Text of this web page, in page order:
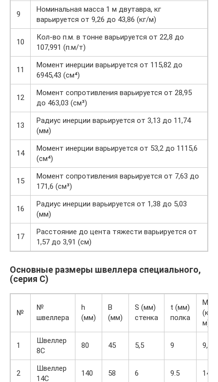
9
Номинальная масса 1 м двутавра, кг
варьируется от 9,26 до 43,86 (кг/м)
10
Кол-во п.м. в тонне варьируется от 22,8 до
107,991 (п.м/т)
11
Момент инерции варьируется от 115,82 до
6945,43 (см⁴)
12
Момент сопротивления варьируется от 28,95
до 463,03 (см³)
13
Радиус инерции варьируется от 3,13 до 11,74
(мм)
14
Момент инерции варьируется от 53,2 до 1115,6
(см⁴)
15
Момент сопротивления варьируется от 7,63 до
171,6 (см³)
16
Радиус инерции варьируется от 1,38 до 5,03
(мм)
17
Расстояние до цента тяжести варьируется от
1,57 до 3,91 (см)
Основные размеры швеллера специального,
(серия С)
№
№
швеллера
h
(мм)
B
(мм)
S (мм)
стенка
t (мм)
полка
M
(кг/
м)
1
Швеллер
8С
80 45 5,5 9 9,26
2
Швеллер
14С
140 58 6 9.5